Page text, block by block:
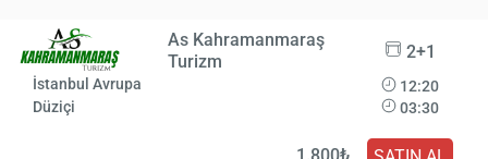
As Kahramanmaraş
Turizm
2+1
İstanbul Avrupa
Düziçi
12:20
03:30